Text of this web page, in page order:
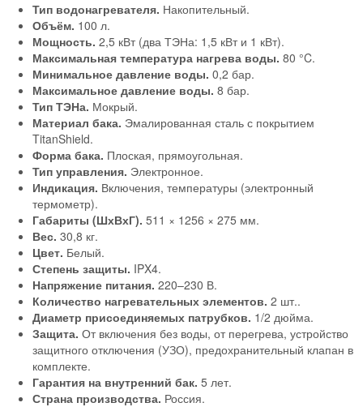
Тип водонагревателя. Накопительный.
Объём. 100 л.
Мощность. 2,5 кВт (два ТЭНа: 1,5 кВт и 1 кВт).
Максимальная температура нагрева воды. 80 °C.
Минимальное давление воды. 0,2 бар.
Максимальное давление воды. 8 бар.
Тип ТЭНа. Мокрый.
Материал бака. Эмалированная сталь с покрытием
TitanShield.
Форма бака. Плоская, прямоугольная.
Тип управления. Электронное.
Индикация. Включения, температуры (электронный
термометр).
Габариты (ШхВхГ). 511 × 1256 × 275 мм.
Вес. 30,8 кг.
Цвет. Белый.
Степень защиты. IPX4.
Напряжение питания. 220–230 В.
Количество нагревательных элементов. 2 шт..
Диаметр присоединяемых патрубков. 1/2 дюйма.
Защита. От включения без воды, от перегрева, устройство
защитного отключения (УЗО), предохранительный клапан в
комплекте.
Гарантия на внутренний бак. 5 лет.
Страна производства. Россия.